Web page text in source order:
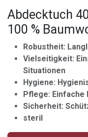
Abdecktuch
100 %
Robustheit:
Vielseitigkeit:
Situationen
Hygiene:
Pflege: Einfache
Sicherheit:
steril